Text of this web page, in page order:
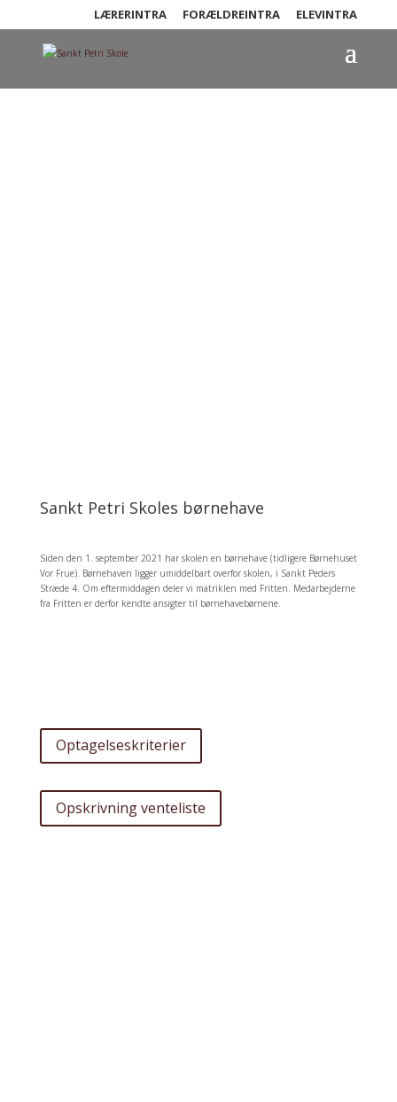
LÆRERINTRA FORÆLDREINTRA ELEVINTRA
Sankt Petri Skoles Børnehave
Sankt Petri Skoles børnehave
Siden den 1. september 2021 har skolen en børnehave (tidligere Børnehuset
Vor Frue). Børnehaven ligger umiddelbart overfor skolen, i Sankt Peders
Stræde 4. Om eftermiddagen deler vi matriklen med Fritten. Medarbejderne
fra Fritten er derfor kendte ansigter til børnehavebørnene.
Optagelseskriterier
Opskrivning venteliste